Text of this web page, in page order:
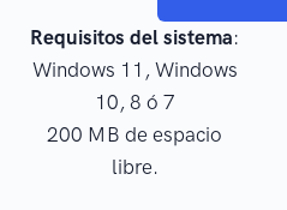
Requisitos del sistema:
Windows 11, Windows
10, 8 ó 7
200 MB de espacio
libre.